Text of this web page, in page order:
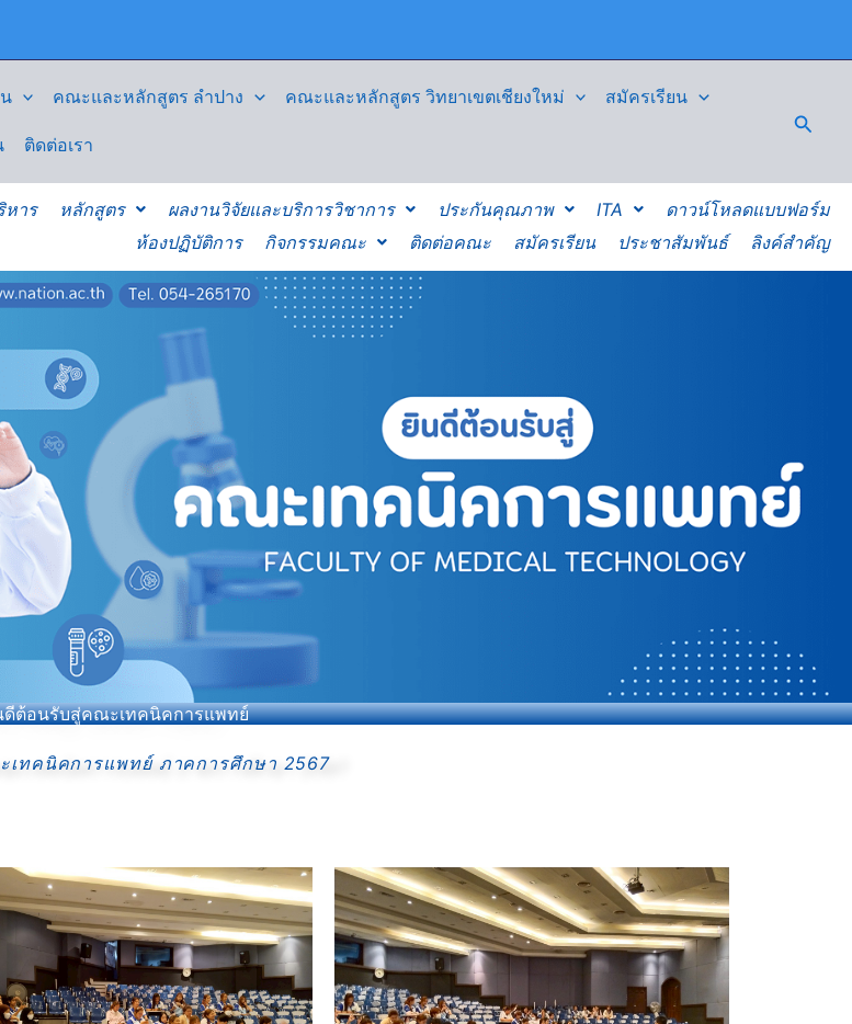
คณะและหลักสูตร ลำปาง คณะและหลักสูตร วิทยาเขตเชียงใหม่ สมัครเรียน
ติดต่อเรา
หาร หลักสูตร ผลงานวิจัยและบริการวิชาการ ประกันคุณภาพ ITA
ดาวน์โหลดแบบฟอร์ม
ห้องปฏิบัติการ
กิจกรรมคณะ ติดต่อคณะ สมัครเรียน ประชาสัมพันธ์ ลิงค์สำคัญ
ดีต้อนรับสู่คณะเทคนิคการแพทย์
เทคนิคการแพทย์ ภาคการศึกษา 2567